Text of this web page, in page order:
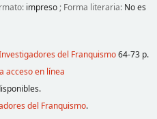
impreso ; Forma literaria: No es
del Franquismo64-73 p.
acceso en línea
del Franquismo.